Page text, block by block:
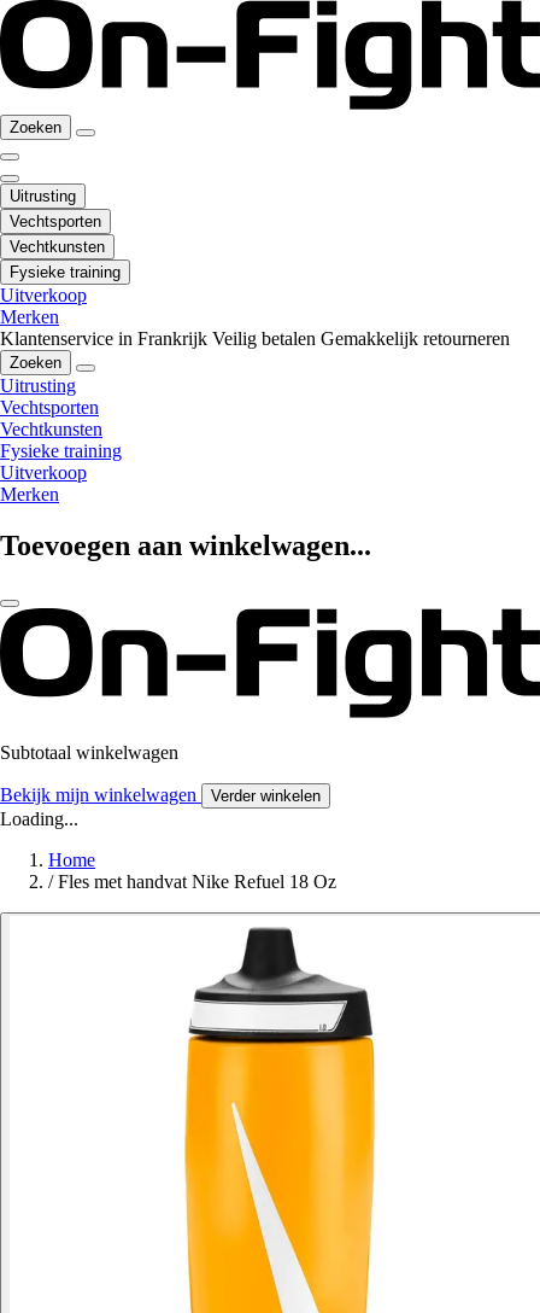
Zoeken
Uitrusting
Vechtsporten
Vechtkunsten
Fysieke training
Uitverkoop
Merken
Klantenservice in Frankrijk Veilig betalen Gemakkelijk retourneren
Zoeken
Uitrusting
Vechtsporten
Vechtkunsten
Fysieke training
Uitverkoop
Merken
Toevoegen aan winkelwagen...
Subtotaal winkelwagen
Bekijk mijn winkelwagen Verder winkelen
Loading...
Home
/ Fles met handvat Nike Refuel 18 Oz